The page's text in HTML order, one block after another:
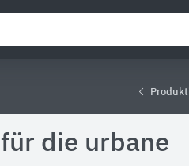
die urbane